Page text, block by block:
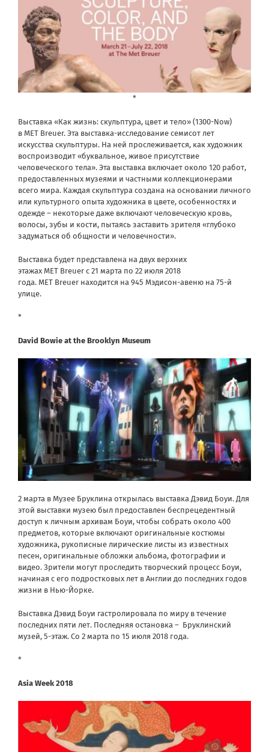
*
Выставка «Как жизнь: скульптура, цвет и тело» (1300-Now)
в MET Breuer. Эта выставка-исследование семисот лет
искусства скульптуры. На ней прослеживается, как художник
воспроизводит «буквальное, живое присутствие
человеческого тела». Эта выставка включает около 120 работ,
предоставленных музеями и частными коллекционерами
всего мира. Каждая скульптура создана на основании личного
или культурного опыта художника в цвете, особенностях и
одежде – некоторые даже включают человеческую кровь,
волосы, зубы и кости, пытаясь заставить зрителя «глубоко
задуматься об общности и человечности».
Выставка будет представлена на двух верхних
этажах MET Breuer с 21 марта по 22 июля 2018
года. MET Breuer находится на 945 Мэдисон-авеню на 75-й
улице.
*
David Bowie at the Brooklyn Museum
2 марта в Музее Бруклина открылась выставка Дэвид Боуи. Для
этой выставки музею был предоставлен беспрецедентный
доступ к личным архивам Боуи, чтобы собрать около 400
предметов, которые включают оригинальные костюмы
художника, рукописные лирические листы из известных
песен, оригинальные обложки альбома, фотографии и
видео. Зрители могут проследить творческий процесс Боуи,
начиная с его подростковых лет в Англии до последних годов
жизни в Нью-Йорке.
Выставка Дэвид Боуи гастролировала по миру в течение
последних пяти лет. Последняя остановка – Бруклинский
музей, 5-этаж. Со 2 марта по 15 июля 2018 года.
*
Asia Week 2018